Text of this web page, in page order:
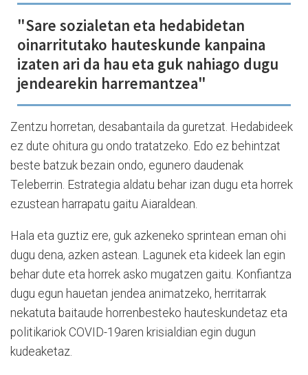
"Sare sozialetan eta hedabidetan
oinarritutako hauteskunde kanpaina
izaten ari da hau eta guk nahiago dugu
jendearekin harremantzea"
Zentzu horretan, desabantaila da guretzat. Hedabideek
ez dute ohitura gu ondo tratatzeko. Edo ez behintzat
beste batzuk bezain ondo, egunero daudenak
Teleberrin. Estrategia aldatu behar izan dugu eta horrek
ezustean harrapatu gaitu Aiaraldean.
Hala eta guztiz ere, guk azkeneko sprintean eman ohi
dugu dena, azken astean. Lagunek eta kideek lan egin
behar dute eta horrek asko mugatzen gaitu. Konfiantza
dugu egun hauetan jendea animatzeko, herritarrak
nekatuta baitaude horrenbesteko hauteskundetaz eta
politikariok COVID-19aren krisialdian egin dugun
kudeaketaz.